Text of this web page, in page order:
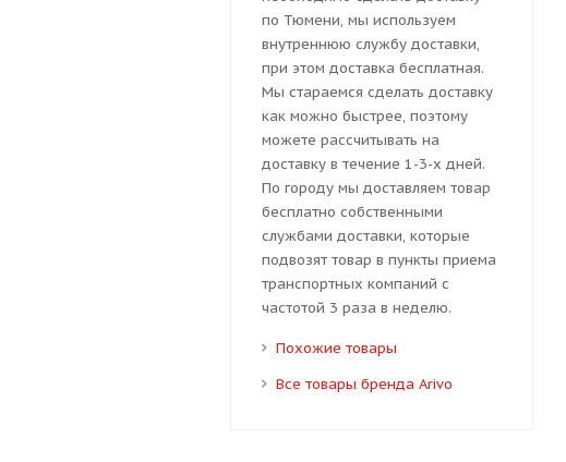
по Тюмени, мы используем
внутреннюю службу доставки,
при этом доставка бесплатная.
Мы стараемся сделать доставку
как можно быстрее, поэтому
можете рассчитывать на
доставку в течение 1-3-х дней.
По городу мы доставляем товар
бесплатно собственными
службами доставки, которые
подвозят товар в пункты приема
транспортных компаний с
частотой 3 раза в неделю.
Похожие товары
Все товары бренда Arivo